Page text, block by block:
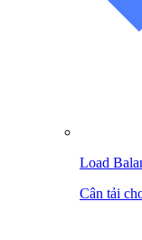
Load
Cân tải